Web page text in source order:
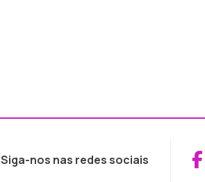
Siga-nos nas redes sociais